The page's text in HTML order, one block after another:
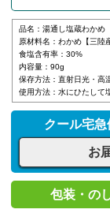
品名：湯通し塩蔵わかめ
原材料名：わかめ【三陸
食塩含有率：30%
内容量：90g
保存方法：直射日光・高
使用方法：水にひたして
クール宅
お
包装・の